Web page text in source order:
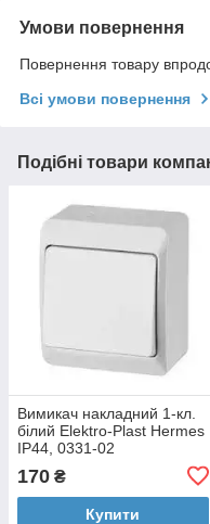
Умови повернення
Повернення товару
Всі умови повернення
Подібні товари
Вимикач накладний 1-кл.
білий Elektro-Plast Hermes
IP44, 0331-02
170 ₴
Купити